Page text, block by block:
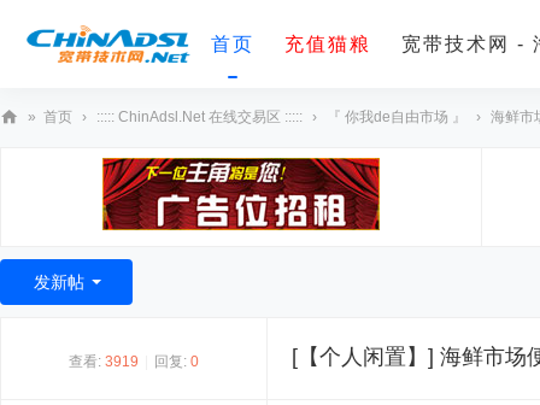
首页 充值猫粮 宽带技术网 -
术
» 首页 › ::::: ChinAdsl.Net 在线交易区 ::::: › 『 你我de自由市场 』 › 海鲜市
发新帖
查看: 3919 回复: 0 [【个人闲置】] 海鲜市场